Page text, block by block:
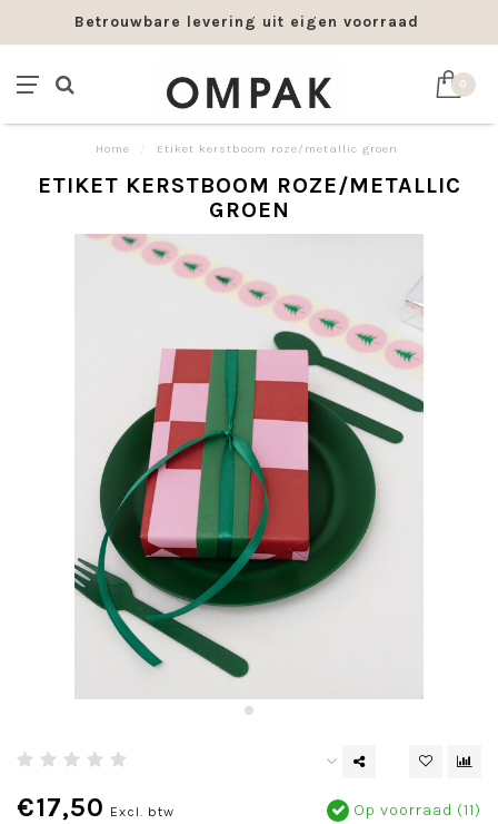
Betrouwbare levering uit eigen voorraad
0
Home Etiket kerstboom roze/metallic groen
ETIKET KERSTBOOM ROZE/METALLIC
GROEN
€17,50 Excl. btw Op voorraad (11)